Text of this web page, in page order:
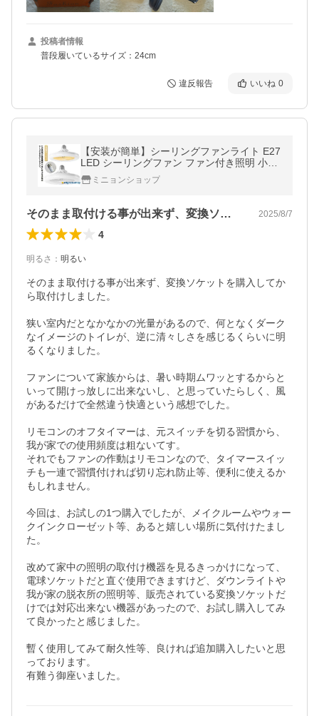
投稿者情報
普段履いているサイズ：24cm
違反報告 いいね 0
【安装が簡単】シーリングファンライト E27
LED シーリングファン ファン付き照明 小型
扇風機 LEDライト 扇風機 シーリングライト
軽量 リモコン付き 空気循環
ミニョンショップ
そのまま取付ける事が出来ず、変換ソケッ… 2025/8/7
4
明るさ ： 明るい
そのまま取付ける事が出来ず、変換ソケットを購入してか
ら取付けしました。
狭い室内だとなかなかの光量があるので、何となくダーク
なイメージのトイレが、逆に清々しさを感じるくらいに明
るくなりました。
ファンについて家族からは、暑い時期ムワッとするからと
いって開けっ放しに出来ないし、と思っていたらしく、風
があるだけで全然違う快適という感想でした。
リモコンのオフタイマーは、元スイッチを切る習慣から、
我が家での使用頻度は粗ないてす。
それでもファンの作動はリモコンなので、タイマースイッ
チも一連で習慣付ければ切り忘れ防止等、便利に使えるか
もしれません。
今回は、お試しの1つ購入でしたが、メイクルームやウォー
クインクローゼット等、あると嬉しい場所に気付けたまし
た。
改めて家中の照明の取付け機器を見るきっかけになって、
電球ソケットだと直ぐ使用できますけど、ダウンライトや
我が家の脱衣所の照明等、販売されている変換ソケットだ
けでは対応出来ない機器があったので、お試し購入してみ
て良かったと感じました。
暫く使用してみて耐久性等、良ければ追加購入したいと思
っております。
有難う御座いました。